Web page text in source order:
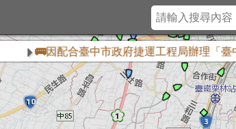
🚌因配合臺中市政府捷運工程局辦理「臺中捷